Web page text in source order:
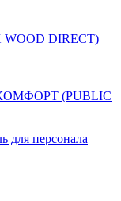
DIRECT)
(PUBLIC
персонала